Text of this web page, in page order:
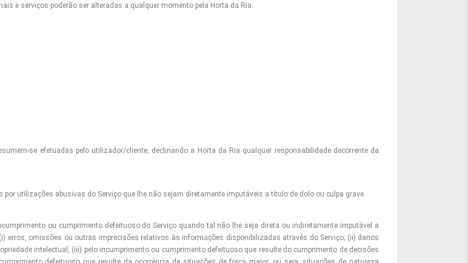
e serviços poderão ser alteradas a qualquer momento pela Horta da Ria.
se efetuadas pelo utilizador/cliente, declinando a Horta da Ria qualquer responsabilidade decorrente da
utilizações abusivas do Serviço que lhe não sejam diretamente imputáveis a título de dolo ou culpa grave.
ou cumprimento defeituoso do Serviço quando tal não lhe seja direta ou indiretamente imputável a
erros, omissões ou outras imprecisões relativos às informações disponibilizadas através do Serviço; (ii) danos
intelectual, (iii) pelo incumprimento ou cumprimento defeituoso que resulte do cumprimento de decisões